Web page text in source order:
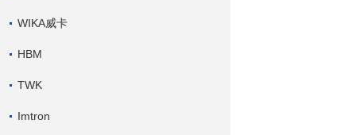
WIKA威卡
HBM
TWK
Imtron